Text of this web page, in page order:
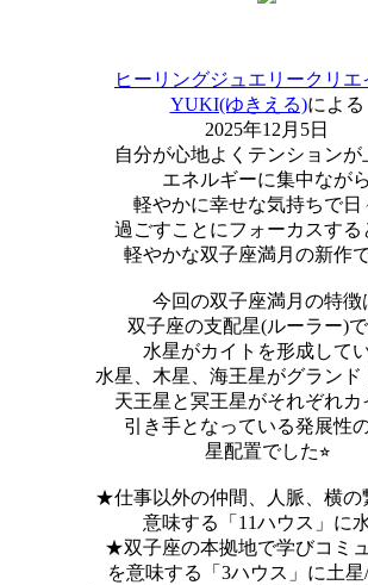
ヒーリングジュエリークリエ
YUKI(ゆきえる)による
2025年12月5日
自分が心地よくテンションが
エネルギーに集中ながら
軽やかに幸せな気持ちで日
過ごすことにフォーカスする
軽やかな双子座満月の新作
今回の双子座満月の特徴
双子座の支配星(ルーラー)
水星がカイトを形成して
水星、木星、海王星がグランド
天王星と冥王星がそれぞれカ
引き手となっている発展性
星配置でした⭐︎
★仕事以外の仲間、人脈、横の
意味する「11ハウス」に
★双子座の本拠地で学びコミ
を意味する「3ハウス」に土星